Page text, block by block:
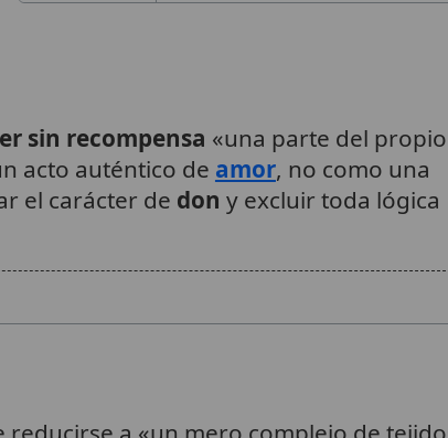
sin recompensa «una parte del propio
acto auténtico de amor, no como una
el carácter de don y excluir toda lógica